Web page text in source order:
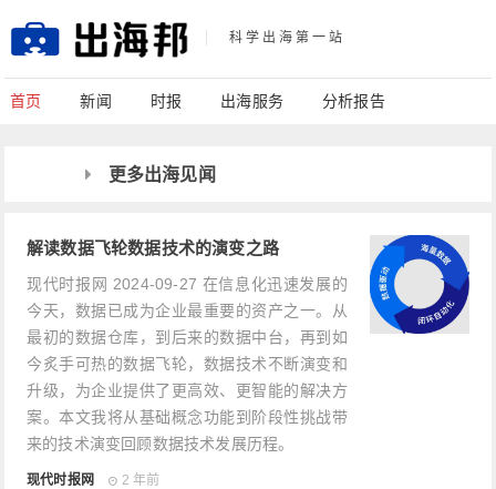
科学出海第一站
首页 新闻 时报 出海服务 分析报告
更多出海见闻
解读数据飞轮数据技术的演变之路
现代时报网 2024-09-27 在信息化迅速发展的
今天，数据已成为企业最重要的资产之一。从
最初的数据仓库，到后来的数据中台，再到如
今炙手可热的数据飞轮，数据技术不断演变和
升级，为企业提供了更高效、更智能的解决方
案。本文我将从基础概念功能到阶段性挑战带
来的技术演变回顾数据技术发展历程。
现代时报网 2 年前